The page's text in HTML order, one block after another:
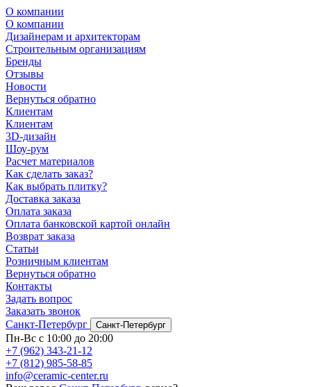
О компании
О компании
Дизайнерам и архитекторам
Строительным организациям
Бренды
Отзывы
Новости
Вернуться обратно
Клиентам
Клиентам
3D-дизайн
Шоу-рум
Расчет материалов
Как сделать заказ?
Как выбрать плитку?
Доставка заказа
Оплата заказа
Оплата банковской картой онлайн
Возврат заказа
Статьи
Розничным клиентам
Вернуться обратно
Контакты
Задать вопрос
Заказать звонок
Санкт-Петербург
Санкт-Петербург
Пн-Вс с 10:00 до 20:00
+7 (962) 343-21-12
+7 (812) 985-58-85
info@ceramic-center.ru